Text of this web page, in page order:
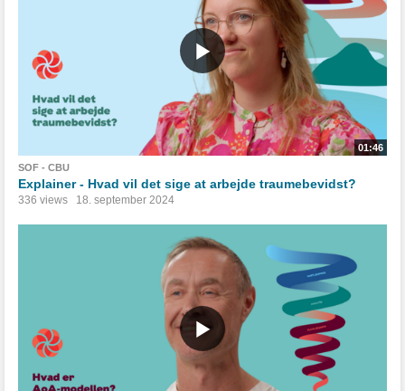
01:46
SOF - CBU
Explainer - Hvad vil det sige at arbejde traumebevidst?
336 views 18. september 2024